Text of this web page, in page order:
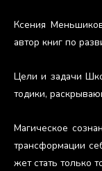
О Школе
Здесь обу­ча­ют
ав­тор книг по
Це­ли и за­дачи